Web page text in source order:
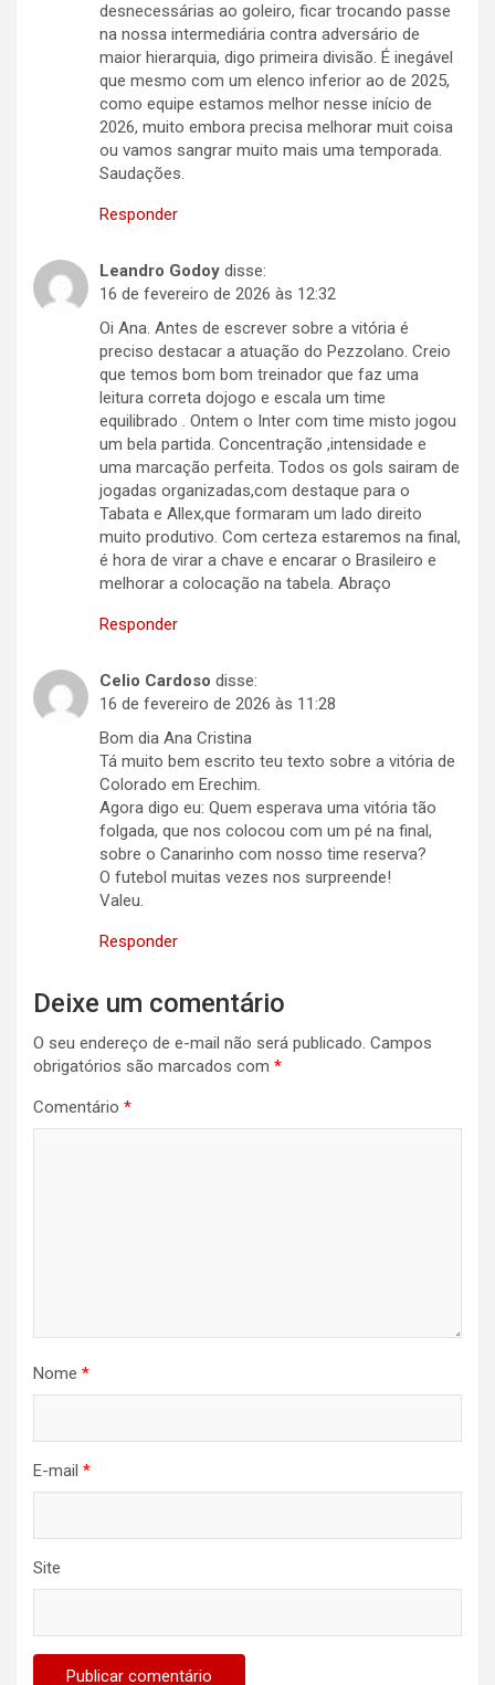
desnecessárias ao goleiro, ficar trocando passe
na nossa intermediária contra adversário de
maior hierarquia, digo primeira divisão. É inegável
que mesmo com um elenco inferior ao de 2025,
como equipe estamos melhor nesse início de
2026, muito embora precisa melhorar muit coisa
ou vamos sangrar muito mais uma temporada.
Saudações.
Responder
Leandro Godoy disse:
16 de fevereiro de 2026 às 12:32
Oi Ana. Antes de escrever sobre a vitória é
preciso destacar a atuação do Pezzolano. Creio
que temos bom bom treinador que faz uma
leitura correta dojogo e escala um time
equilibrado . Ontem o Inter com time misto jogou
um bela partida. Concentração ,intensidade e
uma marcação perfeita. Todos os gols sairam de
jogadas organizadas,com destaque para o
Tabata e Allex,que formaram um lado direito
muito produtivo. Com certeza estaremos na final,
é hora de virar a chave e encarar o Brasileiro e
melhorar a colocação na tabela. Abraço
Responder
Celio Cardoso disse:
16 de fevereiro de 2026 às 11:28
Bom dia Ana Cristina
Tá muito bem escrito teu texto sobre a vitória de
Colorado em Erechim.
Agora digo eu: Quem esperava uma vitória tão
folgada, que nos colocou com um pé na final,
sobre o Canarinho com nosso time reserva?
O futebol muitas vezes nos surpreende!
Valeu.
Responder
Deixe um comentário
O seu endereço de e-mail não será publicado. Campos
obrigatórios são marcados com *
Comentário *
Nome *
E-mail *
Site